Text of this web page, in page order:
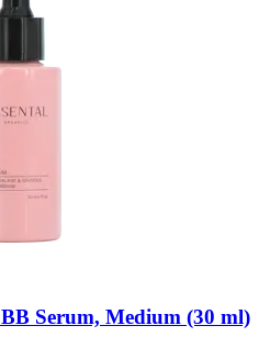
BB Serum, Medium (30 ml)